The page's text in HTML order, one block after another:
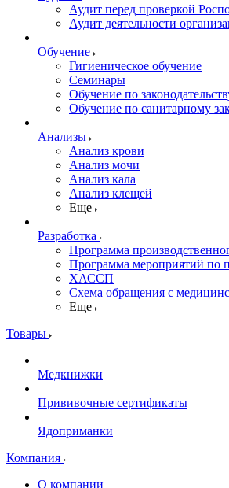
Аудит перед проверкой
Аудит деятельности
Обучение
Гигиеническое обучение
Семинары
Обучение по
Обучение по санитарному
Анализы
Анализ крови
Анализ мочи
Анализ кала
Анализ клещей
Еще
Разработка
Программа
Программа мероприятий по
ХАССП
Схема обращения с
Еще
Товары
Медкнижки
Прививочные сертификаты
Ядоприманки
Компания
О компании